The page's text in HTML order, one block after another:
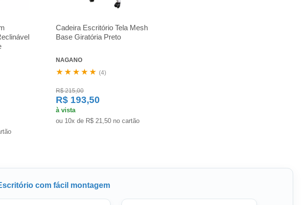
Cadeira Escritório Tela Mesh
Base Giratória Preto
NAGANO
★★★★★ (4)
R$ 215,00
R$ 193,50
à vista
ou 10x de R$ 21,50 no cartão
com fácil montagem